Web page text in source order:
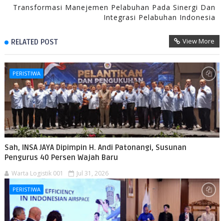
Transformasi Manejemen Pelabuhan Pada Sinergi Dan
Integrasi Pelabuhan Indonesia
RELATED POST View More
PERISTIWA
Sah, INSA JAYA Dipimpin H. Andi Patonangi, Susunan
Pengurus 40 Persen Wajah Baru
Warta Logistik 001 Jul 31, 2026
PERISTIWA